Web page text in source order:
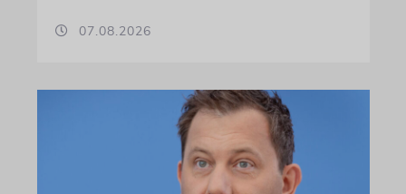
07.08.2026